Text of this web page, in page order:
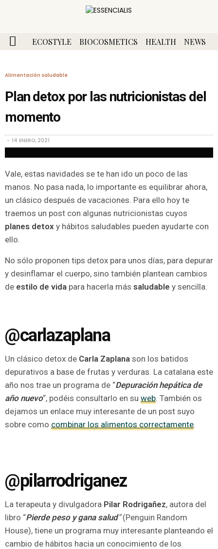
ECOSTYLE BIOCOSMETICS HEALTH NEWS
Alimentación saludable
Plan detox por las nutricionistas del
momento
14 ENERO, 2021
Vale, estas navidades se te han ido un poco de las
manos. No pasa nada, lo importante es equilibrar ahora,
un clásico después de vacaciones. Para ello hoy te
traemos un post con algunas nutricionistas cuyos
planes detox y hábitos saludables pueden ayudarte con
ello.
No sólo proponen tips detox para unos días, para depurar
y desinflamar el cuerpo, sino también plantean cambios
de estilo de vida para hacerla más saludable y sencilla.
@carlazaplana
Un clásico detox de Carla Zaplana son los batidos
depurativos a base de frutas y verduras. La catalana este
año nos trae un programa de “Depuración hepática de
año nuevo“, podéis consultarlo en su web. También os
dejamos un enlace muy interesante de un post suyo
sobre como combinar los alimentos correctamente.
@pilarrodriganez
La terapeuta y divulgadora Pilar Rodrigañez, autora del
libro “Pierde peso y gana salud”(Penguin Random
House), tiene un programa muy interesante planteando el
cambio de hábitos hacia un conocimiento de los